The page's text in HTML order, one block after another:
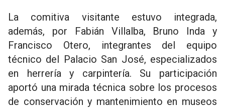
La comitiva visitante estuvo integrada,
además, por Fabián Villalba, Bruno Inda y
Francisco Otero, integrantes del equipo
técnico del Palacio San José, especializados
en herrería y carpintería. Su participación
aportó una mirada técnica sobre los procesos
de conservación y mantenimiento en museos